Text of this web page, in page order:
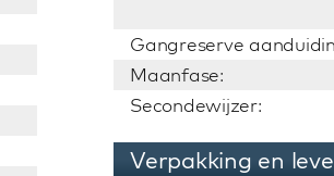
Gangreserve
Maanfase:
Secondewijzer:
Verpakking en